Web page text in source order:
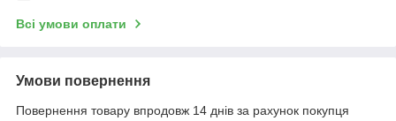
Всі умови оплати
Умови повернення
Повернення товару впродовж 14 днів за рахунок покупця